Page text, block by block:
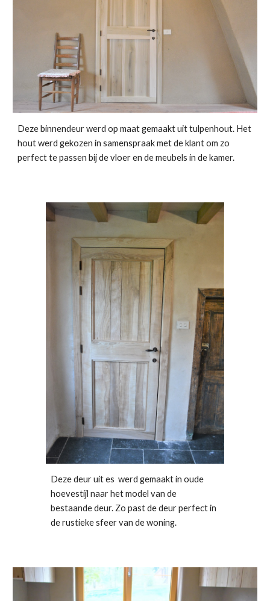
Deze binnendeur werd op maat gemaakt uit tulpenhout. Het
hout werd gekozen in samenspraak met de klant om zo
perfect te passen bij de vloer en de meubels in de kamer.
Deze deur uit es  werd gemaakt in oude
hoevestijl naar het model van de
bestaande deur. Zo past de deur perfect in
de rustieke sfeer van de woning.